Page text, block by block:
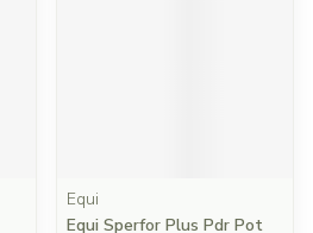
Equi
Equi Sperfor Plus Pdr Pot